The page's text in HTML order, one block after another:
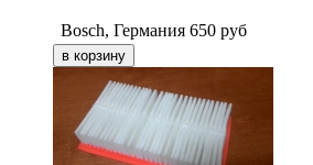
Bosch, Германия 650 руб